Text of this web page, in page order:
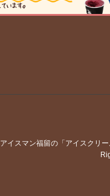
アイスマン福留の「アイスクリー